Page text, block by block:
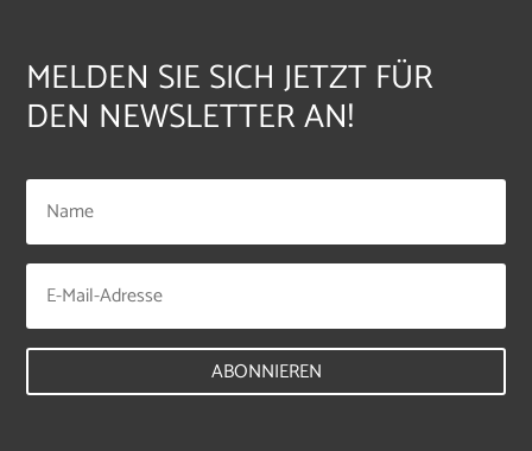
MELDEN SIE SICH JETZT FÜR
DEN NEWSLETTER AN!
ABONNIEREN